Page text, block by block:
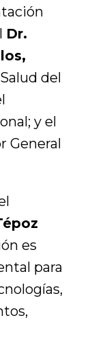
Dr.
del
y el
General
es
para